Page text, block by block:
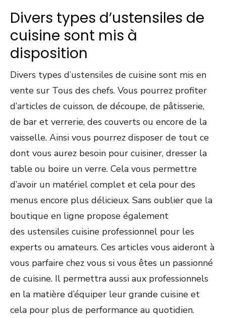
Divers types d’ustensiles de
cuisine sont mis à
disposition
Divers types d’ustensiles de cuisine sont mis en
vente sur Tous des chefs. Vous pourrez profiter
d’articles de cuisson, de découpe, de pâtisserie,
de bar et verrerie, des couverts ou encore de la
vaisselle. Ainsi vous pourrez disposer de tout ce
dont vous aurez besoin pour cuisiner, dresser la
table ou boire un verre. Cela vous permettre
d’avoir un matériel complet et cela pour des
menus encore plus délicieux. Sans oublier que la
boutique en ligne propose également
des ustensiles cuisine professionnel pour les
experts ou amateurs. Ces articles vous aideront à
vous parfaire chez vous si vous êtes un passionné
de cuisine. Il permettra aussi aux professionnels
en la matière d’équiper leur grande cuisine et
cela pour plus de performance au quotidien.